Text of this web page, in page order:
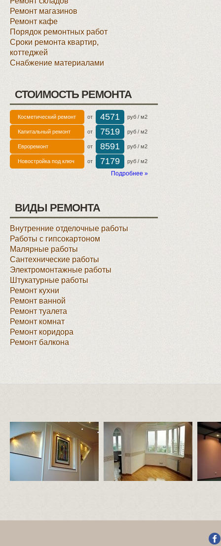
Ремонт магазинов
Ремонт кафе
Порядок ремонтных работ
Сроки ремонта квартир,
коттеджей
Снабжение материалами
СТОИМОСТЬ РЕМОНТА
Косметический ремонт от 4571 руб / м2
Капитальный ремонт от 7519 руб / м2
Евроремонт от 8591 руб / м2
Новостройка под ключ от 7179 руб / м2
Подробнее »
ВИДЫ РЕМОНТА
Внутренние отделочные работы
Работы с гипсокартоном
Малярные работы
Сантехнические работы
Электромонтажные работы
Штукатурные работы
Ремонт кухни
Ремонт ванной
Ремонт туалета
Ремонт комнат
Ремонт коридора
Ремонт балкона